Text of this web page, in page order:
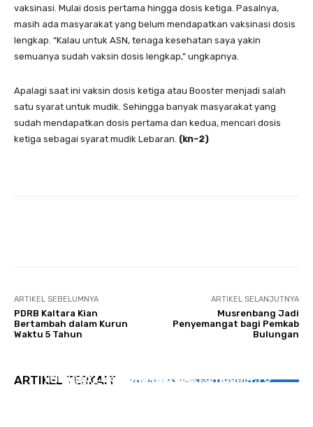
vaksinasi. Mulai dosis pertama hingga dosis ketiga. Pasalnya,
masih ada masyarakat yang belum mendapatkan vaksinasi dosis
lengkap. “Kalau untuk ASN, tenaga kesehatan saya yakin
semuanya sudah vaksin dosis lengkap,” ungkapnya.
Apalagi saat ini vaksin dosis ketiga atau Booster menjadi salah
satu syarat untuk mudik. Sehingga banyak masyarakat yang
sudah mendapatkan dosis pertama dan kedua, mencari dosis
ketiga sebagai syarat mudik Lebaran. (kn-2)
ARTIKEL SEBELUMNYA
PDRB Kaltara Kian
Bertambah dalam Kurun
Waktu 5 Tahun
ARTIKEL SELANJUTNYA
Musrenbang Jadi
Penyemangat bagi Pemkab
Bulungan
ARTIKEL TERKAITNyaris Seluruh Stick Cone Rusak
Triwulan I Ekonomi Kaltara Tumbuh 4,78
SEPUTAR KALTARA